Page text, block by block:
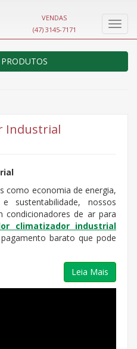
VENDAS
(47) 3145-7171
Industrial
como economia de energia,
sustentabilidade, nossos
condicionadores de ar para
climatizador industrial
barato que pode
Leia Mais